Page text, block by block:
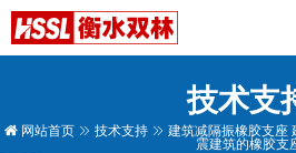
技术支
网站首页 技术支持
建筑减隔振橡胶支座
震建筑的橡胶支